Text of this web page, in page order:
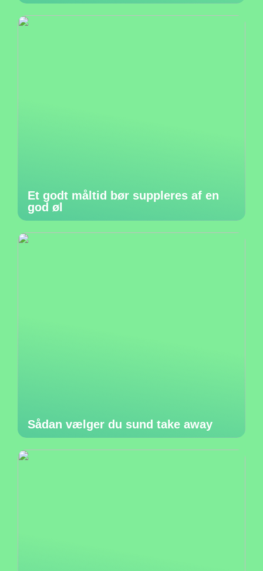
Et godt måltid bør suppleres af en
god øl
Sådan vælger du sund take away